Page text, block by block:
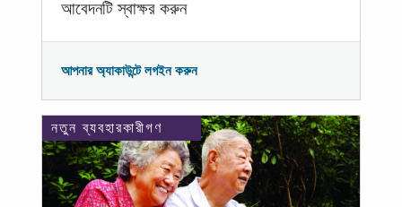
আবেদনটি স্বাক্ষর করুন
আপনার অ্যাকাউন্টে লগইন করুন
নতুন ব্যবহারকারীগণ